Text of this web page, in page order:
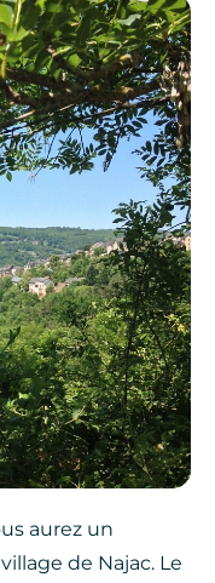
aurez un
de Najac. Le